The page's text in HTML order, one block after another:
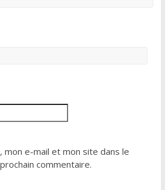
mon e-mail et mon site dans le
commentaire.